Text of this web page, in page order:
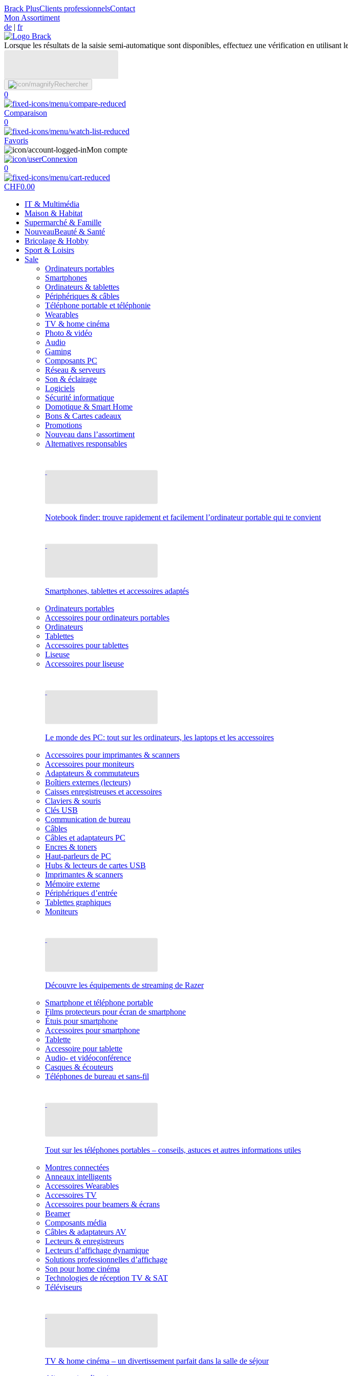
Brack PlusClients professionnelsContact
Mon Assortiment
de | fr
Lorsque les résultats de la saisie semi-automatique sont disponibles, effectuez une vérification en utilisant
Rechercher
0
Comparaison
0
Favoris
Mon compte
Connexion
0
CHF0.00
IT & Multimédia
Maison & Habitat
Supermarché & Famille
NouveauBeauté & Santé
Bricolage & Hobby
Sport & Loisirs
Sale
Ordinateurs portables
Smartphones
Ordinateurs & tablettes
Périphériques & câbles
Téléphone portable et téléphonie
Wearables
TV & home cinéma
Photo & vidéo
Audio
Gaming
Composants PC
Réseau & serveurs
Son & éclairage
Logiciels
Sécurité informatique
Domotique & Smart Home
Bons & Cartes cadeaux
Promotions
Nouveau dans l’assortiment
Alternatives responsables
Notebook finder: trouve rapidement et facilement l’ordinateur portable qui te convient
Smartphones, tablettes et accessoires adaptés
Ordinateurs portables
Accessoires pour ordinateurs portables
Ordinateurs
Tablettes
Accessoires pour tablettes
Liseuse
Accessoires pour liseuse
Le monde des PC: tout sur les ordinateurs, les laptops et les accessoires
Accessoires pour imprimantes & scanners
Accessoires pour moniteurs
Adaptateurs & commutateurs
Boîtiers externes (lecteurs)
Caisses enregistreuses et accessoires
Claviers & souris
Clés USB
Communication de bureau
Câbles
Câbles et adaptateurs PC
Encres & toners
Haut-parleurs de PC
Hubs & lecteurs de cartes USB
Imprimantes & scanners
Mémoire externe
Périphériques d’entrée
Tablettes graphiques
Moniteurs
Découvre les équipements de streaming de Razer
Smartphone et téléphone portable
Films protecteurs pour écran de smartphone
Étuis pour smartphone
Accessoires pour smartphone
Tablette
Accessoire pour tablette
Audio- et vidéoconférence
Casques & écouteurs
Téléphones de bureau et sans-fil
Tout sur les téléphones portables – conseils, astuces et autres informations utiles
Montres connectées
Anneaux intelligents
Accessoires Wearables
Accessoires TV
Accessoires pour beamers & écrans
Beamer
Composants média
Câbles & adaptateurs AV
Lecteurs & enregistreurs
Lecteurs d’affichage dynamique
Solutions professionnelles d’affichage
Son pour home cinéma
Technologies de réception TV & SAT
Téléviseurs
TV & home cinéma – un divertissement parfait dans la salle de séjour